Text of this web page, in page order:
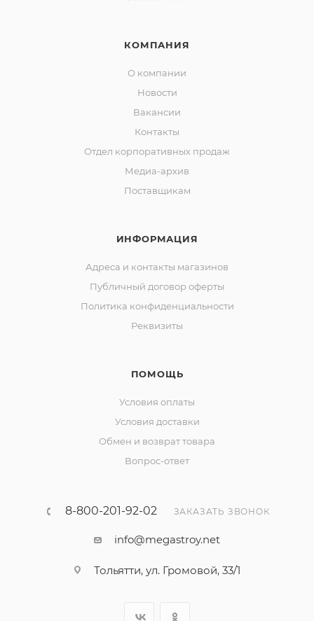
КОМПАНИЯ
О компании
Новости
Вакансии
Контакты
Отдел корпоративных продаж
Медиа-архив
Поставщикам
ИНФОРМАЦИЯ
Адреса и контакты магазинов
Публичный договор оферты
Политика конфиденциальности
Реквизиты
ПОМОЩЬ
Условия оплаты
Условия доставки
Обмен и возврат товара
Вопрос-ответ
8-800-201-92-02 ЗАКАЗАТЬ ЗВОНОК
info@megastroy.net
Тольятти, ул. Громовой, 33/1